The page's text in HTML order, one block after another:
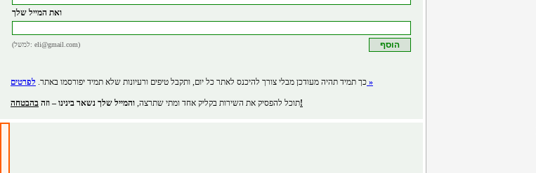
ואת המייל שלך
(למשל: eli@gmail.com)
כך תמיד תהיה מעודכן מבלי צורך להיכנס לאתר כל יום, ותקבל טיפים ורעיונות שלא תמיד יפורסמו באתר. לפרטים »
תוכל להפסיק את השירות בקליק אחד ומתי שתרצה, והמייל שלך נשאר בינינו – וזה בהבטחה!